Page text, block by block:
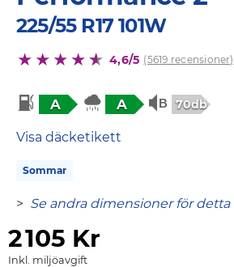
225/55 R17 101W
4,6/5 (5619 recensioner)
A A 70db
Visa däcketikett
Sommar
> Se andra dimensioner för detta
2105 Kr
Inkl. miljöavgift